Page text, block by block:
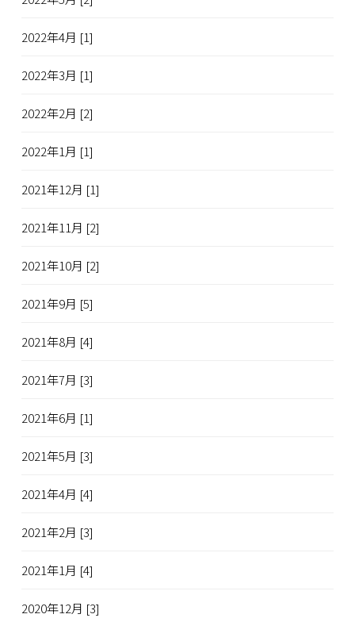
2022年4月 [1]
2022年3月 [1]
2022年2月 [2]
2022年1月 [1]
2021年12月 [1]
2021年11月 [2]
2021年10月 [2]
2021年9月 [5]
2021年8月 [4]
2021年7月 [3]
2021年6月 [1]
2021年5月 [3]
2021年4月 [4]
2021年2月 [3]
2021年1月 [4]
2020年12月 [3]